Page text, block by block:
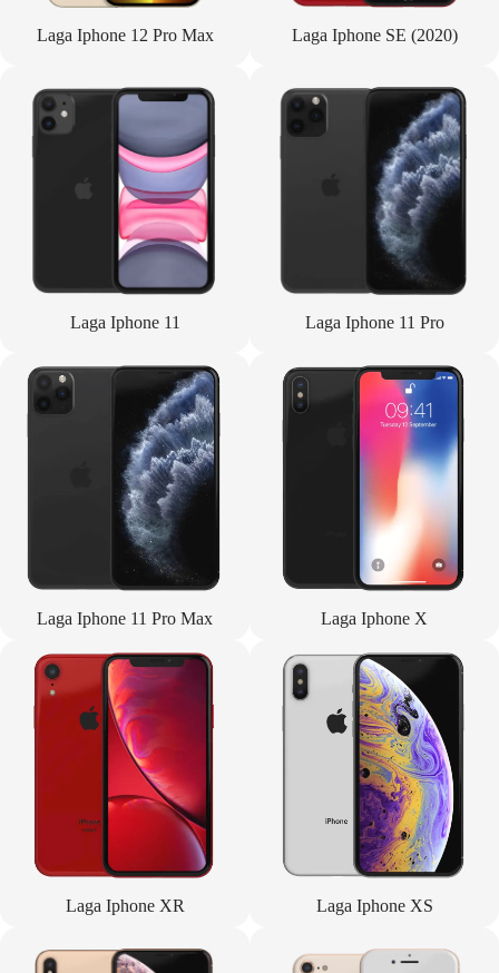
Laga Iphone 12 Pro Max Laga Iphone SE (2020)
Laga Iphone 11 Laga Iphone 11 Pro
Laga Iphone 11 Pro Max Laga Iphone X
Laga Iphone XR Laga Iphone XS